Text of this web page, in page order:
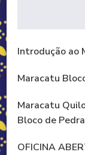
Introdução ao
Maracatu
Maracatu
Bloco de Pedra
OFICINA